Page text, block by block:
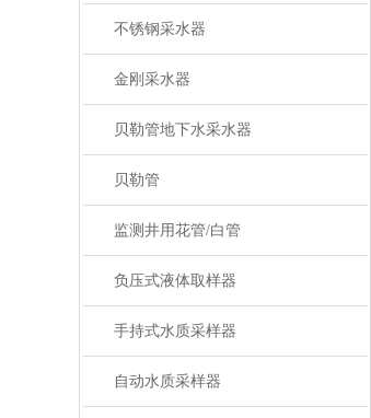
不锈钢采水器
金刚采水器
贝勒管地下水采水器
贝勒管
监测井用花管/白管
负压式液体取样器
手持式水质采样器
自动水质采样器